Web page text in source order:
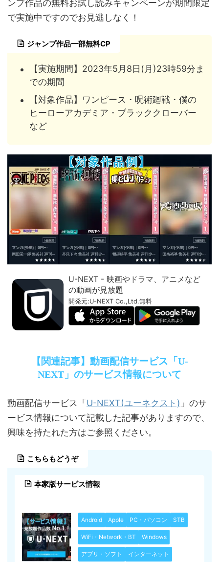
ンプ作品の無料お試し読みキャンペーンが期間限定
で実施中ですのでお見逃しなく！
ジャンプ作品一部無料CP
【実施期間】2023年5月8日(月)23時59分ま
での期間
【対象作品】ワンピース・呪術廻戦・僕の
ヒーローアカデミア・ブラッククローバー
など
U-NEXT - 映画やドラマ、アニメなど
の動画が見放題
開発元:U-NEXT Co.,Ltd.無料
【関連記事】動画配信サービス「U-
NEXT」のサービス情報について
動画配信サービス「 U-NEXT(ユーネクスト) 」のサ
ービス情報について記載した記事がありますので、
興味を持たれた方はご参照ください。
こちらもどうぞ
本家版サービス情報
Android Apple PC・パソコン STB
WiFi・Network・BT Windows
アプリ・ソフト インターネット